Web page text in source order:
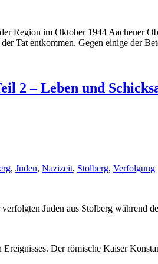
Region im Oktober 1944 Aachener
Tat entkommen. Gegen einige der
2 – Leben und
, Juden, Nazizeit, Stolberg, Verfolgung
Juden aus Stolberg während
Der römische Kaiser